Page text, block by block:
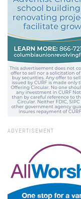
ADVERTISEMENT